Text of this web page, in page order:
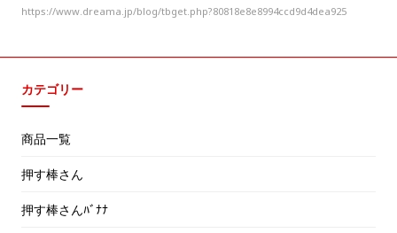
https://www.dreama.jp/blog/tbget.php?80818e8e8994ccd9d4dea925
カテゴリー
商品一覧
押す棒さん
押す棒さんﾊﾞﾅﾅ